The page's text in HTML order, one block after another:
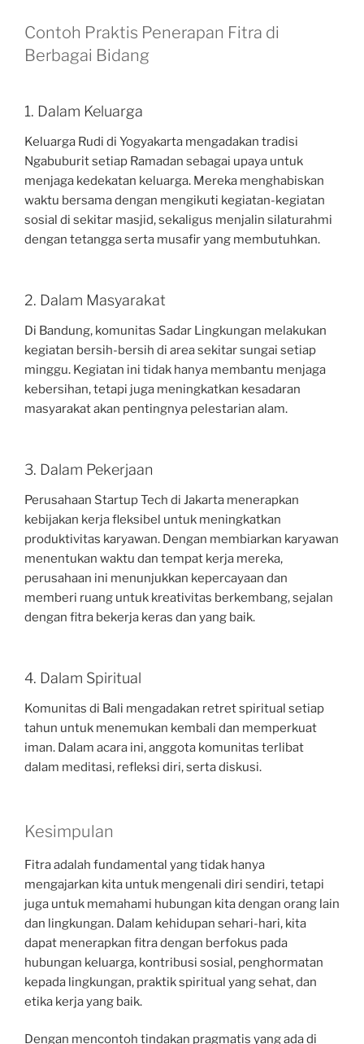
Contoh Praktis Penerapan Fitra di
Berbagai Bidang
1. Dalam Keluarga
Keluarga Rudi di Yogyakarta mengadakan tradisi
Ngabuburit setiap Ramadan sebagai upaya untuk
menjaga kedekatan keluarga. Mereka menghabiskan
waktu bersama dengan mengikuti kegiatan-kegiatan
sosial di sekitar masjid, sekaligus menjalin silaturahmi
dengan tetangga serta musafir yang membutuhkan.
2. Dalam Masyarakat
Di Bandung, komunitas Sadar Lingkungan melakukan
kegiatan bersih-bersih di area sekitar sungai setiap
minggu. Kegiatan ini tidak hanya membantu menjaga
kebersihan, tetapi juga meningkatkan kesadaran
masyarakat akan pentingnya pelestarian alam.
3. Dalam Pekerjaan
Perusahaan Startup Tech di Jakarta menerapkan
kebijakan kerja fleksibel untuk meningkatkan
produktivitas karyawan. Dengan membiarkan karyawan
menentukan waktu dan tempat kerja mereka,
perusahaan ini menunjukkan kepercayaan dan
memberi ruang untuk kreativitas berkembang, sejalan
dengan fitra bekerja keras dan yang baik.
4. Dalam Spiritual
Komunitas di Bali mengadakan retret spiritual setiap
tahun untuk menemukan kembali dan memperkuat
iman. Dalam acara ini, anggota komunitas terlibat
dalam meditasi, refleksi diri, serta diskusi.
Kesimpulan
Fitra adalah fundamental yang tidak hanya
mengajarkan kita untuk mengenali diri sendiri, tetapi
juga untuk memahami hubungan kita dengan orang lain
dan lingkungan. Dalam kehidupan sehari-hari, kita
dapat menerapkan fitra dengan berfokus pada
hubungan keluarga, kontribusi sosial, penghormatan
kepada lingkungan, praktik spiritual yang sehat, dan
etika kerja yang baik.
Dengan mencontoh tindakan pragmatis yang ada di